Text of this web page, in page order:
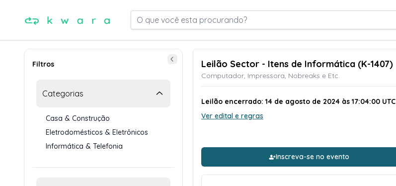
O que você esta procurando?
Filtros
Categorias
Casa & Construção
Eletrodomésticos & Eletrônicos
Informática & Telefonia
Leilão Sector - Itens de Informática (K-1407)
Computador, Impressora, Nobreaks e Etc.
Leilão encerrado: 14 de agosto de 2024 às 17:04:00 UTC
Ver edital e regras
Inscreva-se no evento